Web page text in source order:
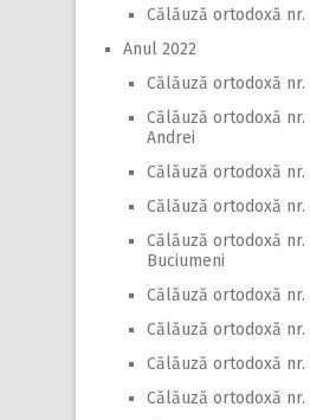
Călăuză ortodoxă nr.
Anul 2022
Călăuză ortodoxă nr.
Călăuză ortodoxă
Andrei
Călăuză ortodoxă nr.
Călăuză ortodoxă nr.
Călăuză ortodoxă
Buciumeni
Călăuză ortodoxă nr.
Călăuză ortodoxă nr.
Călăuză ortodoxă nr.
Călăuză ortodoxă nr.